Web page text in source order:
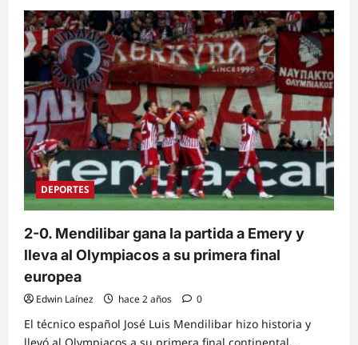
Olimpia
y
Marathón
ya
conocen
las
fechas
de
los
dos
partidos
que
definirán
al
campeón
de
la
Liga
Nacional.
DEPORTES
2-0. Mendilibar gana la partida a Emery y
lleva al Olympiacos a su primera final
europea
Edwin Laínez hace 2 años 0
El técnico español José Luis Mendilibar hizo historia y
llevó al Olympiacos a su primera final continental...